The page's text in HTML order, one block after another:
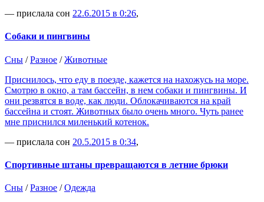
— прислала сон 22.6.2015 в 0:26,
Собаки и пингвины
Сны /Разное /Животные
Приснилось, что еду в поезде, кажется на нахожусь на море.
Смотрю в окно, а там бассейн, в нем собаки и пингвины. И
они резвятся в воде, как люди. Облокачиваются на край
бассейна и стоят. Животных было очень много. Чуть ранее
мне приснился миленький котенок.
— прислала сон 20.5.2015 в 0:34,
Спортивные штаны превращаются в летние брюки
Сны /Разное /Одежда